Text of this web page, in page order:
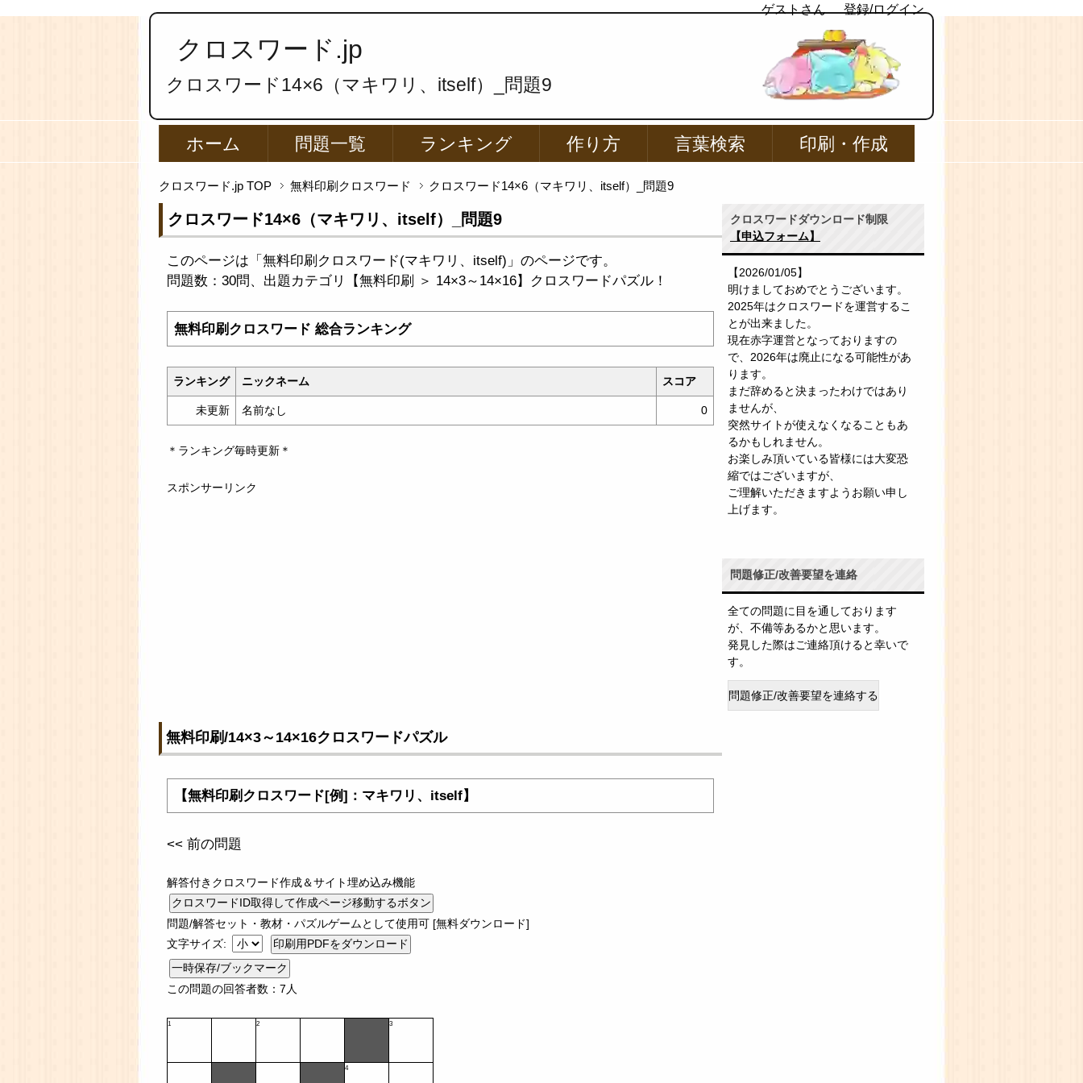
ゲストさん 登録/ログイン
クロスワード.jp
クロスワード14×6（マキワリ、itself）_問題9
ホーム 問題一覧 ランキング 作り方 言葉検索 印刷・作成
クロスワード.jp TOP 無料印刷クロスワード クロスワード14×6（マキワリ、itself）_問題9
クロスワード14×6（マキワリ、itself）_問題9
このページは「無料印刷クロスワード(マキワリ、itself)」のページです。
問題数：30問、出題カテゴリ【無料印刷 ＞ 14×3～14×16】クロスワードパズル！
無料印刷クロスワード 総合ランキング
ランキング ニックネーム スコア
未更新 名前なし 0
＊ランキング毎時更新＊
スポンサーリンク
無料印刷/14×3～14×16クロスワードパズル
【無料印刷クロスワード[例]：マキワリ、itself】
<< 前の問題
解答付きクロスワード作成＆サイト埋め込み機能
問題/解答セット・教材・パズルゲームとして使用可 [無料ダウンロード]
文字サイズ:
一時保存/ブックマーク
この問題の回答者数：7人
1 2 3
4
クロスワードダウンロード制限
【申込フォーム】
【2026/01/05】
明けましておめでとうございます。
2025年はクロスワードを運営するこ
とが出来ました。
現在赤字運営となっておりますの
で、2026年は廃止になる可能性があ
ります。
まだ辞めると決まったわけではあり
ませんが、
突然サイトが使えなくなることもあ
るかもしれません。
お楽しみ頂いている皆様には大変恐
縮ではございますが、
ご理解いただきますようお願い申し
上げます。
問題修正/改善要望を連絡
全ての問題に目を通しております
が、不備等あるかと思います。
発見した際はご連絡頂けると幸いで
す。
問題修正/改善要望を連絡する